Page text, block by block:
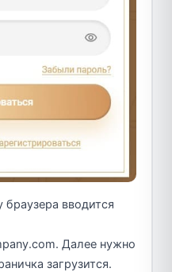
вводится
Далее нужно
загрузится.